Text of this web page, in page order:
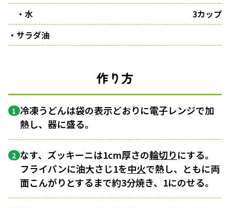
・水
3カップ
・サラダ油
作り方
1 冷凍うどんは袋の表示どおりに電子レンジで加
熱し、器に盛る。
2 なす、ズッキーニは1cm厚さの輪切りにする。
フライパンに油大さじ1を中火で熱し、ともに両
面こんがりとするまで約3分焼き、1にのせる。